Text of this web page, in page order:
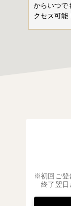
からいつで
クセス可能
初回ご
終了翌日